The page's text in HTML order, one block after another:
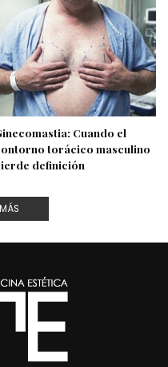
Cuando el
torácico masculino
definición